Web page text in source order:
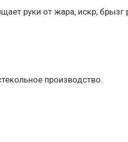
руки от жара, искр, брызг
производство.